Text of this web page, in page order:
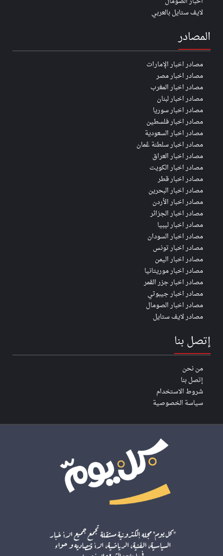
لايف ستايل بالعربي
المصادر
مصادر اخبار الإمارات
مصادر اخبار مصر
مصادر اخبار المغرب
مصادر اخبار لبنان
مصادر اخبار سوريا
مصادر اخبار فلسطين
مصادر اخبار السعودية
مصادر اخبار سلطنة عُمان
مصادر اخبار العراق
مصادر اخبار الكويت
مصادر اخبار قطر
مصادر اخبار البحرين
مصادر اخبار الأردن
مصادر اخبار الجزائر
مصادر اخبار ليبيا
مصادر اخبار السودان
مصادر اخبار تونس
مصادر اخبار اليمن
مصادر اخبار موريتانيا
مصادر اخبار جزر القمر
مصادر اخبار جيبوتي
مصادر اخبار الصومال
مصادر لايف ستايل
إتصل بنا
من نحن
إتصل بنا
شروط الاستخدام
سياسة الخصوصية